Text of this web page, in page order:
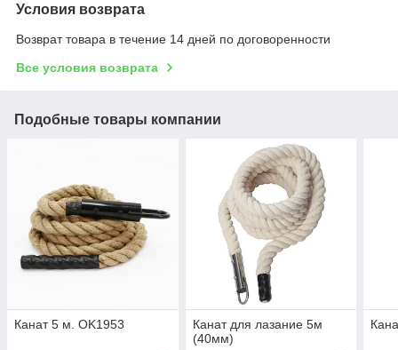
Условия возврата
Возврат товара в течение 14 дней по договоренности
Все условия возврата
Подобные товары компании
Канат 5 м. OK1953
Канат для лазание 5м
(40мм)